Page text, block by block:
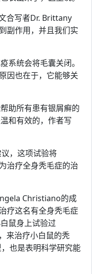
合写者Dr. Brittany
副作用，并且我们实
系统会将毛囊关闭。
因也在于，它能够关
助所有患有银屑癣的
和有效的，作者写
，这项试验将
治疗全身秃毛症的治
Christiano的成
疗这名有全身秃毛症
鼠身上试验过
来治疗小白鼠的秃
也是表明科学研究能